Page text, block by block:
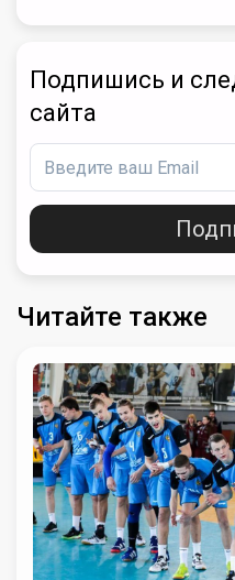
Подпишись и
сайта
Читайте также